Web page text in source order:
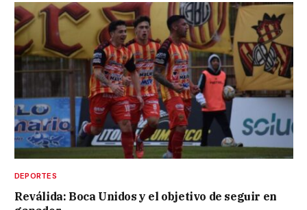
DEPORTES
Reválida: Boca Unidos y el objetivo de seguir en